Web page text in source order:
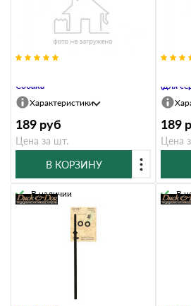
Собака
Характеристики
189 руб
Цена за шт.
В КОРЗИНУ
(для
189
Цена
В наличии В